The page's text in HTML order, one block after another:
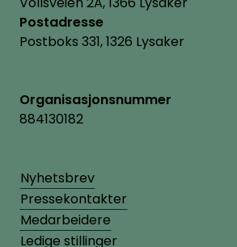
Postadresse
Postboks 331, 1326 Lysaker
Organisasjonsnummer
884130182
Nyhetsbrev
Pressekontakter
Medarbeidere
Ledige stillinger